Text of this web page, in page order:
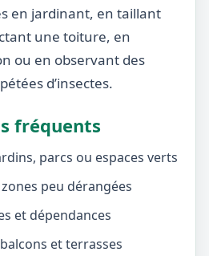
en jardinant, en taillant
une toiture, en
ou en observant des
d’insectes.
fréquents
parcs ou espaces verts
peu dérangées
et dépendances
et terrasses